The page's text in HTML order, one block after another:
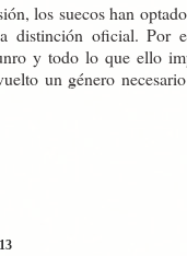
los suecos han
distinción oficial. Por
y todo lo que ello
un género